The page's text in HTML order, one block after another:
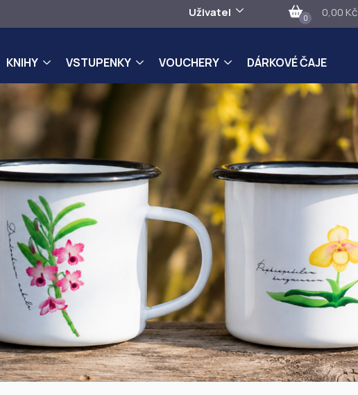
Uživatel 0 0,00 Kč
KNIHY VSTUPENKY VOUCHERY DÁRKOVÉ ČAJE